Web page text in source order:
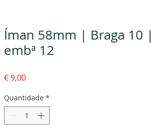
Íman 58mm | Braga 10 |
embª 12
€ 9,00Preço
Quantidade *